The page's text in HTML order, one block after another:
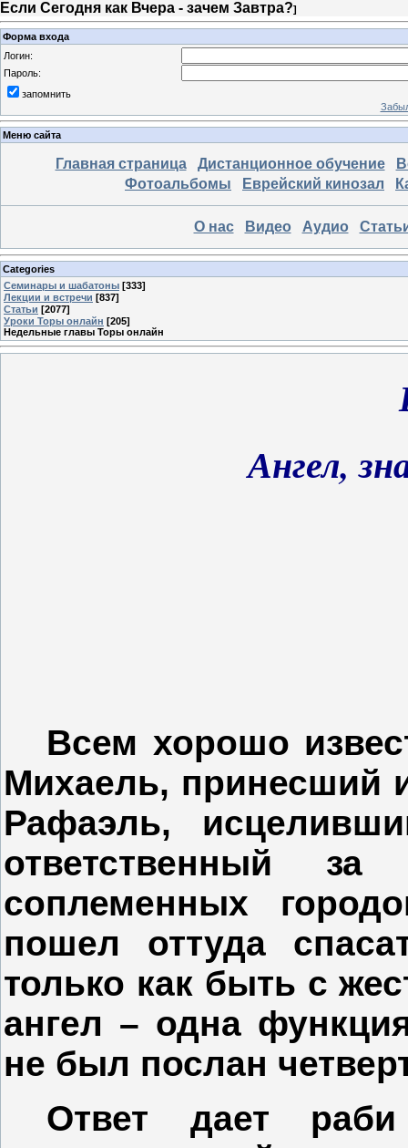
Если Сегодня как Вчера - зачем Завтра?]
Форма входа
Логин:
Пароль:
запомнить
Меню сайта
Главная страница Дистанционное обучение
Фотоальбомы
Еврейский кинозал
О нас Видео Аудио
Categories
Семинары и шабатоны [333]
Лекции и встречи [837]
Статьи [2077]
Уроки Торы онлайн [205]
Недельные главы Торы онлайн
Ангел,
Всем хорошо
Михаель, принесший
Рафаэль,
ответственный
соплеменных
пошел оттуда
только как быть с
ангел – одна
не был послан
Ответ дает